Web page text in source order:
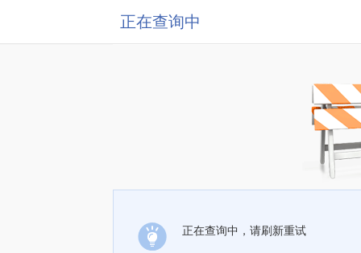
正在查询中
正在查询中，请刷新重试